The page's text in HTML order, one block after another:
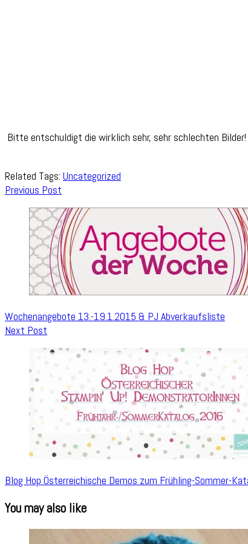
Bitte entschuldigt die wirklich sehr, sehr schlechten
Related Tags: Uncategorized
Post
Previous Post
Wochenangebote 13.-19.1.2015 & PJ Abverkaufsliste
Next Post
Blog Hop Österreichische Demos zum Frühling-Sommer-
You may also like